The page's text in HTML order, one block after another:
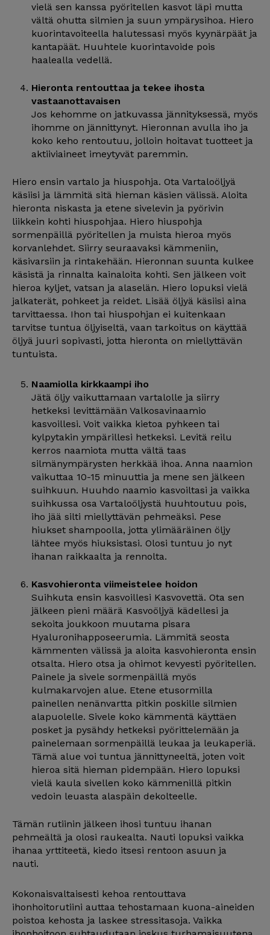
vielä sen kanssa pyöritellen kasvot läpi mutta
vältä ohutta silmien ja suun ympärysihoa. Hiero
kuorintavoiteella halutessasi myös kyynärpäät ja
kantapäät. Huuhtele kuorintavoide pois
haalealla vedellä.
Hieronta rentouttaa ja tekee ihosta
vastaanottavaisen
Jos kehomme on jatkuvassa jännityksessä, myös
ihomme on jännittynyt. Hieronnan avulla iho ja
koko keho rentoutuu, jolloin hoitavat tuotteet ja
aktiiviaineet imeytyvät paremmin.
Hiero ensin vartalo ja hiuspohja. Ota Vartaloöljyä
käsiisi ja lämmitä sitä hieman käsien välissä. Aloita
hieronta niskasta ja etene sivelevin ja pyörivin
liikkein kohti hiuspohjaa. Hiero hiuspohja
sormenpäillä pyöritellen ja muista hieroa myös
korvanlehdet. Siirry seuraavaksi kämmeniin,
käsivarsiin ja rintakehään. Hieronnan suunta kulkee
käsistä ja rinnalta kainaloita kohti. Sen jälkeen voit
hieroa kyljet, vatsan ja alaselän. Hiero lopuksi vielä
jalkaterät, pohkeet ja reidet. Lisää öljyä käsiisi aina
tarvittaessa. Ihon tai hiuspohjan ei kuitenkaan
tarvitse tuntua öljyiseltä, vaan tarkoitus on käyttää
öljyä juuri sopivasti, jotta hieronta on miellyttävän
tuntuista.
Naamiolla kirkkaampi iho
Jätä öljy vaikuttamaan vartalolle ja siirry
hetkeksi levittämään Valkosavinaamio
kasvoillesi. Voit vaikka kietoa pyhkeen tai
kylpytakin ympärillesi hetkeksi. Levitä reilu
kerros naamiota mutta vältä taas
silmänympärysten herkkää ihoa. Anna naamion
vaikuttaa 10-15 minuuttia ja mene sen jälkeen
suihkuun. Huuhdo naamio kasvoiltasi ja vaikka
suihkussa osa Vartaloöljystä huuhtoutuu pois,
iho jää silti miellyttävän pehmeäksi. Pese
hiukset shampoolla, jotta ylimääräinen öljy
lähtee myös hiuksistasi. Olosi tuntuu jo nyt
ihanan raikkaalta ja rennolta.
Kasvohieronta viimeistelee hoidon
Suihkuta ensin kasvoillesi Kasvovettä. Ota sen
jälkeen pieni määrä Kasvoöljyä kädellesi ja
sekoita joukkoon muutama pisara
Hyaluronihapposeerumia. Lämmitä seosta
kämmenten välissä ja aloita kasvohieronta ensin
otsalta. Hiero otsa ja ohimot kevyesti pyöritellen.
Painele ja sivele sormenpäillä myös
kulmakarvojen alue. Etene etusormilla
painellen nenänvartta pitkin poskille silmien
alapuolelle. Sivele koko kämmentä käyttäen
posket ja pysähdy hetkeksi pyörittelemään ja
painelemaan sormenpäillä leukaa ja leukaperiä.
Tämä alue voi tuntua jännittyneeltä, joten voit
hieroa sitä hieman pidempään. Hiero lopuksi
vielä kaula sivellen koko kämmenillä pitkin
vedoin leuasta alaspäin dekolteelle.
Tämän rutiinin jälkeen ihosi tuntuu ihanan
pehmeältä ja olosi raukealta. Nauti lopuksi vaikka
ihanaa yrttiteetä, kiedo itsesi rentoon asuun ja
nauti.
Kokonaisvaltaisesti kehoa rentouttava
ihonhoitorutiini auttaa tehostamaan kuona-aineiden
poistoa kehosta ja laskee stressitasoja. Vaikka